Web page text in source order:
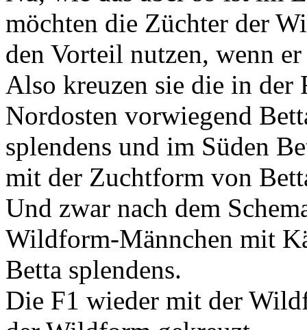
möchten die Züchter der
den Vorteil nutzen, wenn
Also kreuzen sie die in der
Nordosten vorwiegend
splendens und im Süden
mit der Zuchtform von
Und zwar nach dem
Wildform-Männchen mit
Betta splendens.
Die F1 wieder mit der